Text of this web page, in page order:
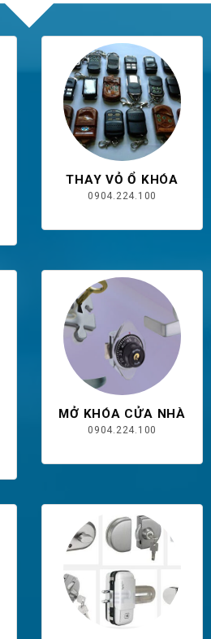
THAY VỎ Ổ KHÓA
0904.224.100
MỞ KHÓA CỬA NHÀ
0904.224.100